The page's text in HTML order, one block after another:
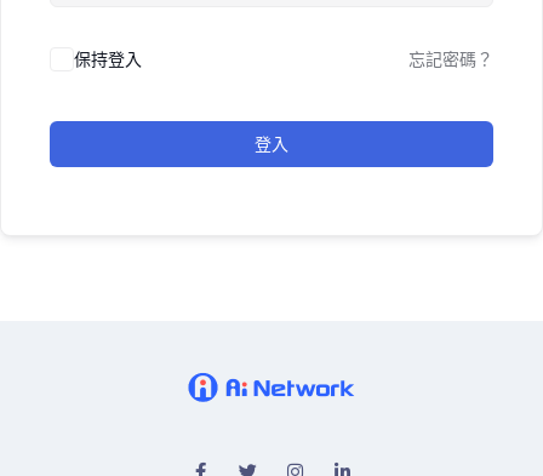
保持登入 忘記密碼？
登入